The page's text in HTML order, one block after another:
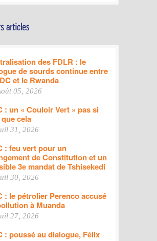
des FDLR : le
de sourds continue entre
et le Rwanda
05, 2026
: un « Couloir Vert » pas si
cela
31, 2026
: feu vert pour un
de Constitution et un
3e mandat de Tshisekedi
30, 2026
: le pétrolier Perenco accusé
à Muanda
27, 2026
: poussé au dialogue, Félix